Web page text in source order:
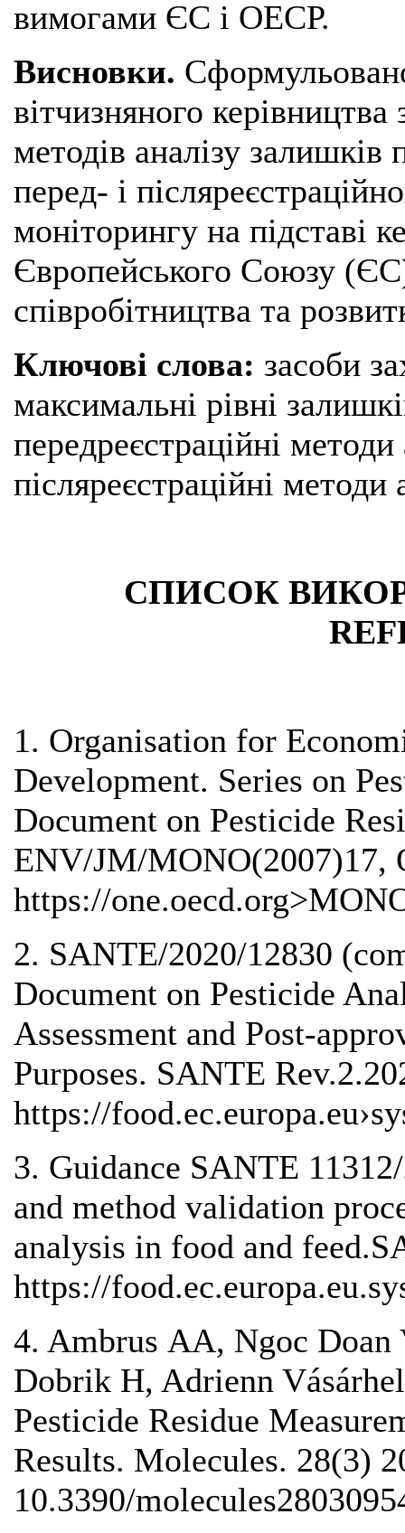
вимогами ЄС і ОЕСР.
Висновки.
вітчизняного
методів аналізу залишків
перед- і
моніторингу на підставі
Європейського Союзу (ЄС)
співробітництва та
Ключові слова: засоби
максимальні рівні
передреєстраційні
післяреєстраційні
СПИСОК
1. Organisation for
Development. Series on
Document on Pesticide
ENV/JM/MONO(2007)17,
https://
2. SANTE/2020/12830
Document on Pesticide
Assessment and Post-
Purposes. SANTE
https://
3. Guidance SANTE
and method validation
analysis in food and
https://
4. Ambrus АA, Ngoc Doan
Dobrik H, Adrienn
Pesticide Residue
Results. Molecules. 28(3)
10.3390/